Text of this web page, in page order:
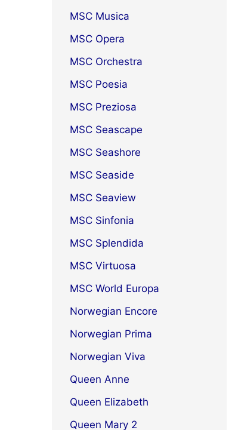
MSC Musica
MSC Opera
MSC Orchestra
MSC Poesia
MSC Preziosa
MSC Seascape
MSC Seashore
MSC Seaside
MSC Seaview
MSC Sinfonia
MSC Splendida
MSC Virtuosa
MSC World Europa
Norwegian Encore
Norwegian Prima
Norwegian Viva
Queen Anne
Queen Elizabeth
Queen Mary 2